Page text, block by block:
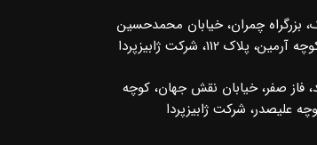
بزرگراه چمران، خیابان محمدحسین
پلاک 112، شرکت ژابیزپردا
فاز صفر، خیابان نقش جهان، کوچه
علیصدر، شرکت ژابیزپردا